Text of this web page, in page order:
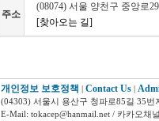
주소
(08074) 서울 양천구 중앙로
[찾아오는 길]
개인정보 보호정책 | Contact Us |
(04303) 서울시 용산구 청파로85길 35번
E-Mail: tokacep@hanmail.net / 카카오채